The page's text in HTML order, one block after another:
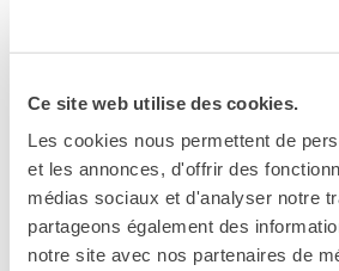
Ce site web utilise des cookies.
Les cookies nous permettent de
et les annonces, d'offrir des
médias sociaux et d'analyser notre
partageons également des
notre site avec nos partenaires de
Culturethèque
PERCORSO IN
Attività per la classe
Certificazioni
Formazioni per docenti
Laboratori
Victor Missud è in residenza
Victor Missudè un regista originario
la Francia e Palermo. Attraverso il suo
persone ai margini della società e
diventano attori non professionisti dei